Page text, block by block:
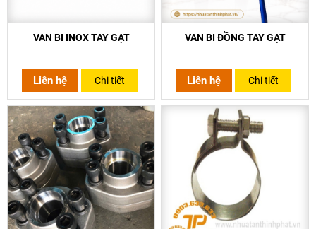
VAN BI INOX TAY GẠT
Liên hệ Chi tiết
VAN BI ĐỒNG TAY GẠT
Liên hệ Chi tiết